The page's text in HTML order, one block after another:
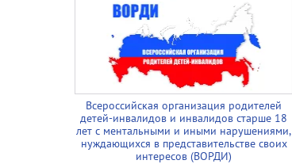
Всероссийская организация родителей
детей-инвалидов и инвалидов старше 18
лет с ментальными и иными нарушениями,
нуждающихся в представительстве своих
интересов (ВОРДИ)